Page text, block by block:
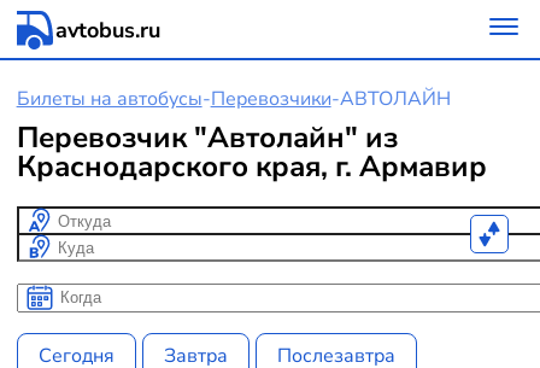
avtobus.ru
Билеты на автобусы-Перевозчики-АВТОЛАЙН
Перевозчик "Автолайн" из
Краснодарского края, г. Армавир
Откуда
Куда
Когда
Когда
Сегодня Завтра Послезавтра